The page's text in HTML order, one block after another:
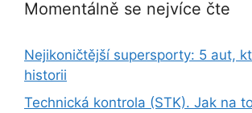
Momentálně se nejvíce čte
Nejikoničtější supersporty: 5 aut,
historii
Technická kontrola (STK). Jak na